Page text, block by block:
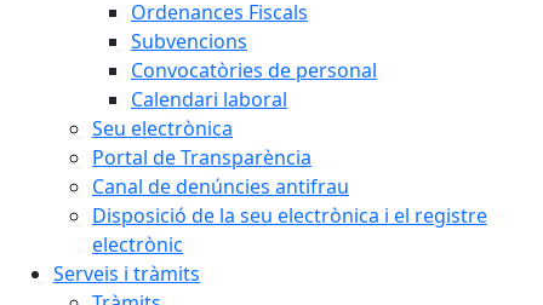
Ordenances Fiscals
Subvencions
Convocatòries de personal
Calendari laboral
Seu electrònica
Portal de Transparència
Canal de denúncies antifrau
Disposició de la seu electrònica i el registre
electrònic
Serveis i tràmits